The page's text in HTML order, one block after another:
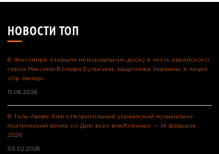
НОВОСТИ ТОП
В Житомире открыли мемориальную доску в честь еврейского
героя Максима-Вольфа Булыгина, защитника Украины, в лицее
«Ор Авнер».
15.06.2026
В Тель-Авиве благотворительный украинский музыкально-
поэтический вечер ко Дню всех влюблённых — 14 февраля
2026
03.02.2026